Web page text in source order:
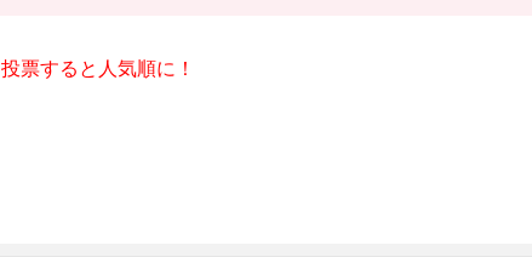
投票すると人気順に！